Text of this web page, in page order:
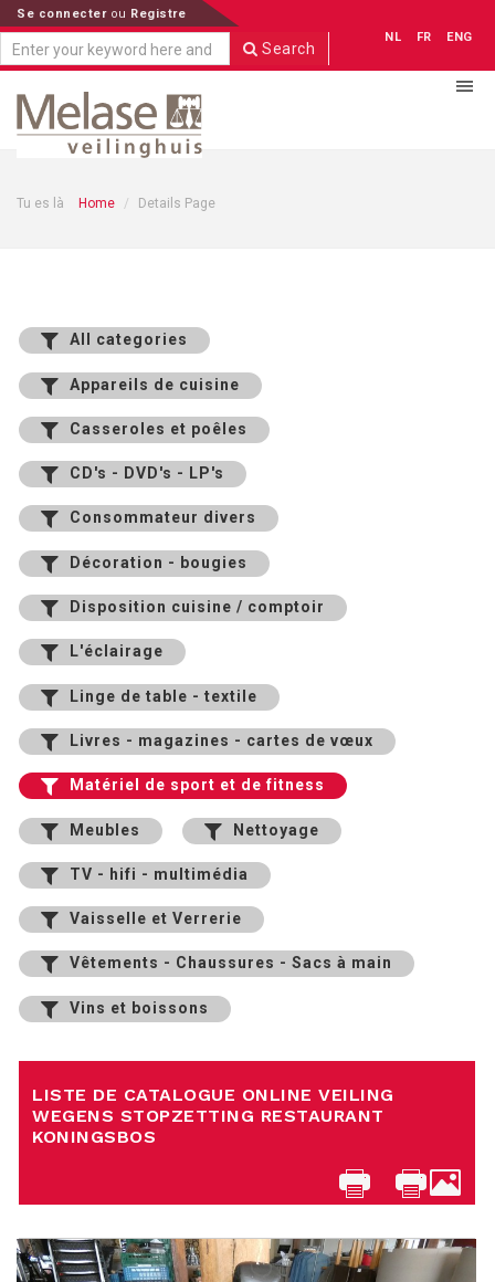
Se connecter ou Registre
Search
NL FR ENG
Tu es là Home Details Page
All categories
Appareils de cuisine
Casseroles et poêles
CD's - DVD's - LP's
Consommateur divers
Décoration - bougies
Disposition cuisine / comptoir
L'éclairage
Linge de table - textile
Livres - magazines - cartes de vœux
Matériel de sport et de fitness
Meubles Nettoyage
TV - hifi - multimédia
Vaisselle et Verrerie
Vêtements - Chaussures - Sacs à main
Vins et boissons
LISTE DE CATALOGUE ONLINE VEILING
WEGENS STOPZETTING RESTAURANT
KONINGSBOS